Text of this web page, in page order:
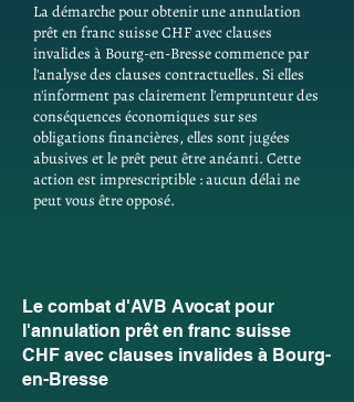
La démarche pour obtenir une annulation
prêt en franc suisse CHF avec clauses
invalides à Bourg-en-Bresse commence par
l'analyse des clauses contractuelles. Si elles
n'informent pas clairement l'emprunteur des
conséquences économiques sur ses
obligations financières, elles sont jugées
abusives et le prêt peut être anéanti. Cette
action est imprescriptible : aucun délai ne
peut vous être opposé.
Le combat d'AVB Avocat pour
l'annulation prêt en franc suisse
CHF avec clauses invalides à Bourg-
en-Bresse